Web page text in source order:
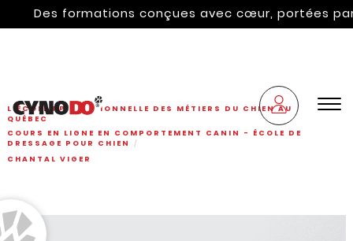
Des formations conçues avec cœur, portées par
L'ÉCOLE PROFESSIONNELLE DES MÉTIERS DU CHIEN AU
QUÉBEC
COURS EN LIGNE EN COMPORTEMENT CANIN - ÉCOLE DE
DRESSAGE POUR CHIEN
CHANTAL VIGER